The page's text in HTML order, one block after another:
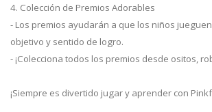
4. Colección de Premios Adorables
- Los premios ayudarán a que los niños
objetivo y sentido de logro.
- ¡Colecciona todos los premios desde ositos,
¡Siempre es divertido jugar y aprender con